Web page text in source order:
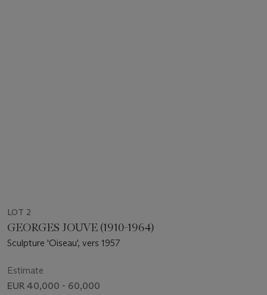
LOT 2
GEORGES JOUVE (1910-1964)
Sculpture 'Oiseau', vers 1957
Estimate
EUR 40,000 - 60,000